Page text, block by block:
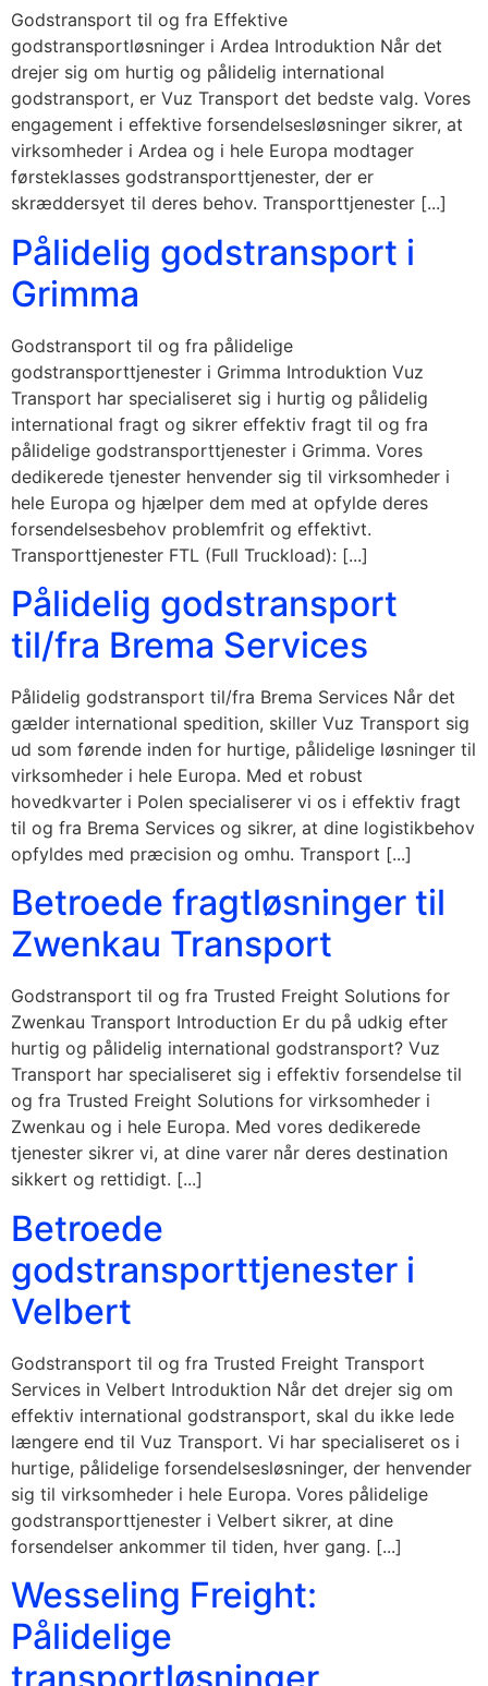
Godstransport til og fra Effektive
godstransportløsninger i Ardea Introduktion Når det
drejer sig om hurtig og pålidelig international
godstransport, er Vuz Transport det bedste valg. Vores
engagement i effektive forsendelsesløsninger sikrer, at
virksomheder i Ardea og i hele Europa modtager
førsteklasses godstransporttjenester, der er
skræddersyet til deres behov. Transporttjenester [...]
Pålidelig godstransport i
Grimma
Godstransport til og fra pålidelige
godstransporttjenester i Grimma Introduktion Vuz
Transport har specialiseret sig i hurtig og pålidelig
international fragt og sikrer effektiv fragt til og fra
pålidelige godstransporttjenester i Grimma. Vores
dedikerede tjenester henvender sig til virksomheder i
hele Europa og hjælper dem med at opfylde deres
forsendelsesbehov problemfrit og effektivt.
Transporttjenester FTL (Full Truckload): [...]
Pålidelig godstransport
til/fra Brema Services
Pålidelig godstransport til/fra Brema Services Når det
gælder international spedition, skiller Vuz Transport sig
ud som førende inden for hurtige, pålidelige løsninger til
virksomheder i hele Europa. Med et robust
hovedkvarter i Polen specialiserer vi os i effektiv fragt
til og fra Brema Services og sikrer, at dine logistikbehov
opfyldes med præcision og omhu. Transport [...]
Betroede fragtløsninger til
Zwenkau Transport
Godstransport til og fra Trusted Freight Solutions for
Zwenkau Transport Introduction Er du på udkig efter
hurtig og pålidelig international godstransport? Vuz
Transport har specialiseret sig i effektiv forsendelse til
og fra Trusted Freight Solutions for virksomheder i
Zwenkau og i hele Europa. Med vores dedikerede
tjenester sikrer vi, at dine varer når deres destination
sikkert og rettidigt. [...]
Betroede
godstransporttjenester i
Velbert
Godstransport til og fra Trusted Freight Transport
Services in Velbert Introduktion Når det drejer sig om
effektiv international godstransport, skal du ikke lede
længere end til Vuz Transport. Vi har specialiseret os i
hurtige, pålidelige forsendelsesløsninger, der henvender
sig til virksomheder i hele Europa. Vores pålidelige
godstransporttjenester i Velbert sikrer, at dine
forsendelser ankommer til tiden, hver gang. [...]
Wesseling Freight:
Pålidelige